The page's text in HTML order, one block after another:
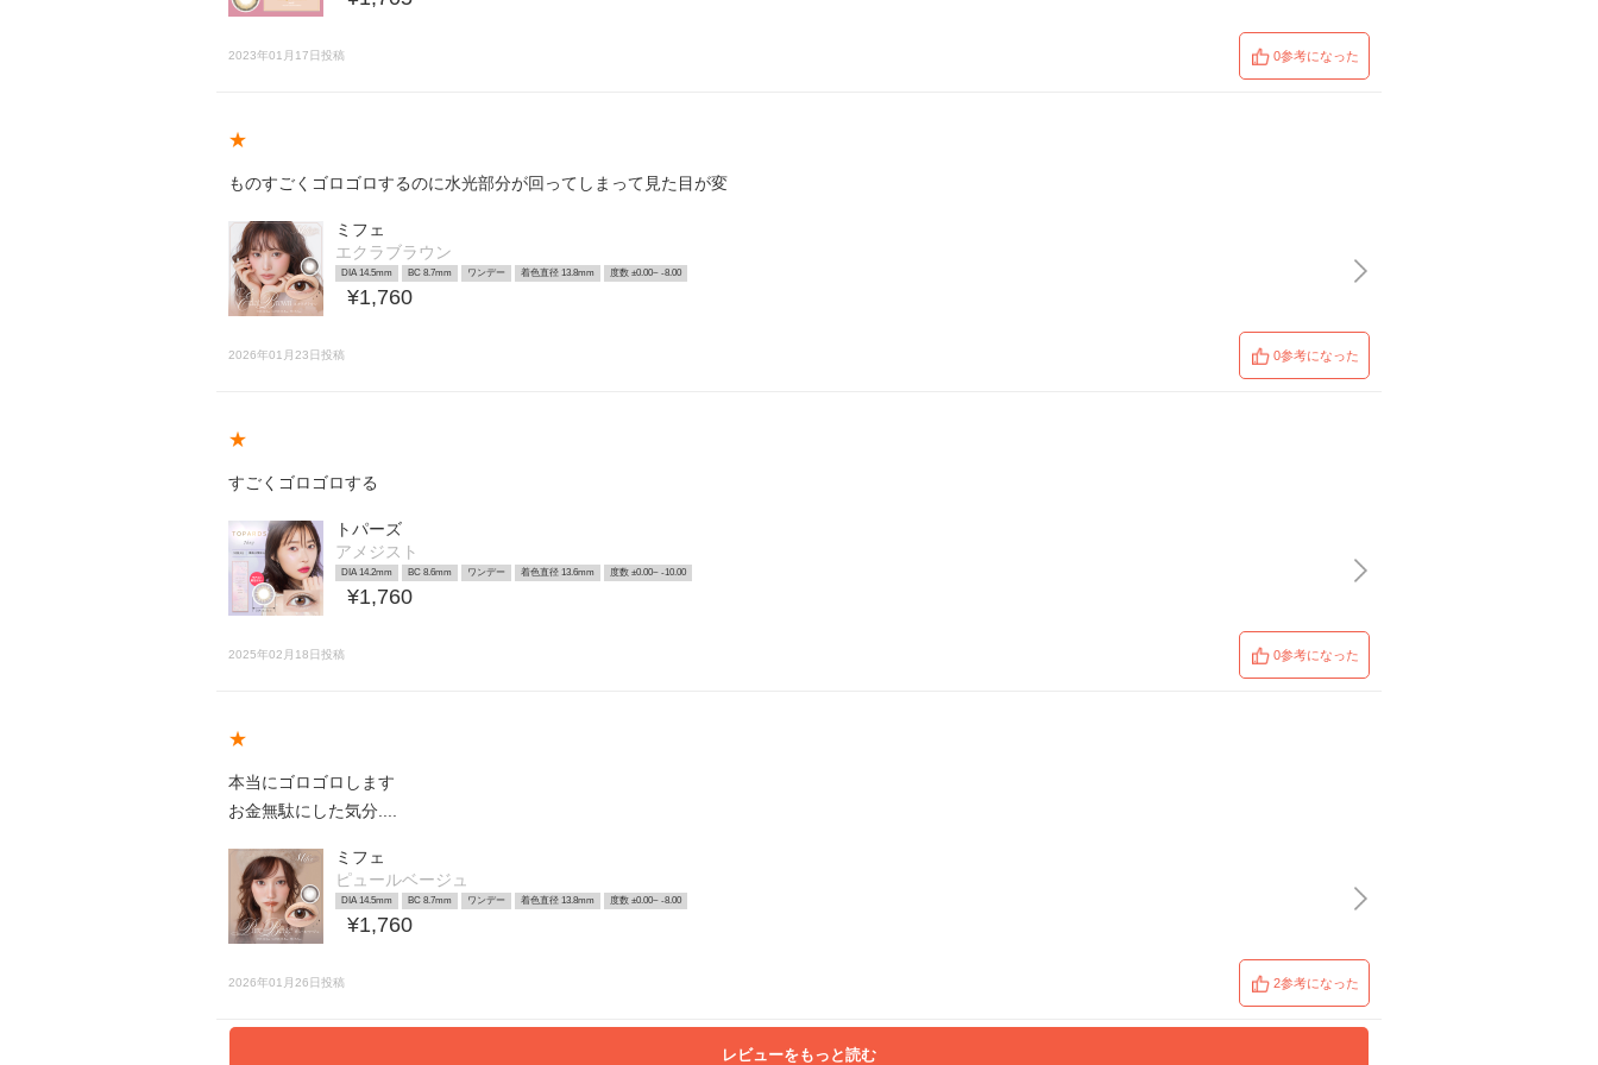
2023年01月17日投稿 0参考になった
★
ものすごくゴロゴロするのに水光部分が回ってしまって見た目が変
ミフェ
エクラブラウン
DIA 14.5mm BC 8.7mm ワンデー 着色直径 13.8mm 度数 ±0.00~ -8.00
¥1,760
2026年01月23日投稿 0参考になった
★
すごくゴロゴロする
トパーズ
アメジスト
DIA 14.2mm BC 8.6mm ワンデー 着色直径 13.6mm 度数 ±0.00~ -10.00
¥1,760
2025年02月18日投稿 0参考になった
★
本当にゴロゴロします
お金無駄にした気分....
ミフェ
ピュールベージュ
DIA 14.5mm BC 8.7mm ワンデー 着色直径 13.8mm 度数 ±0.00~ -8.00
¥1,760
2026年01月26日投稿 2参考になった
レビューをもっと読む